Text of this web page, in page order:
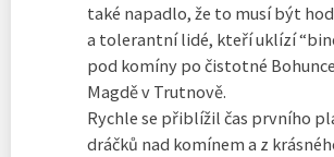
také napadlo, že to musí být
a tolerantní lidé, kteří uklízí
pod komíny po čistotné
Magdě v Trutnově.
Rychle se přiblížil čas prvního
dráčků nad komínem a z